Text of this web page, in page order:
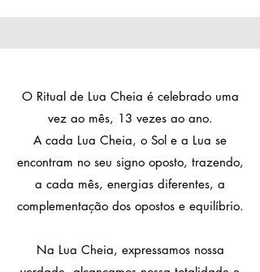
O Ritual de Lua Cheia é celebrado uma
vez ao mês, 13 vezes ao ano.
A cada Lua Cheia, o Sol e a Lua se
encontram no seu signo oposto, trazendo,
a cada mês, energias diferentes, a
complementação dos opostos e equilíbrio.
Na Lua Cheia, expressamos nossa